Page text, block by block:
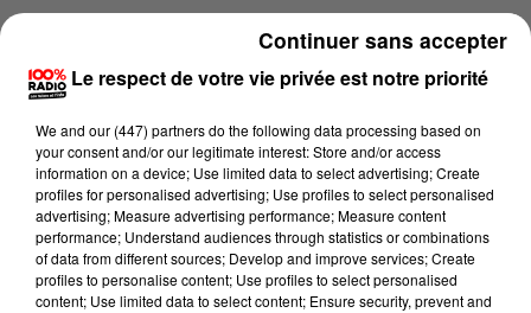
Le respect de votre vie privée est notre priorité
We and our (447) partnersdo the following data processing based on
your consent and/or our legitimate interest: Store and/or access
information on a device; Use limited data to select advertising; Create
profiles for personalised advertising; Use profiles to select personalised
advertising; Measure advertising performance; Measure content
performance; Understand audiences through statistics or combinations
of data from different sources; Develop and improve services; Create
profiles to personalise content; Use profiles to select personalised
content; Use limited data to select content; Ensure security, prevent and
Continuer sans accepter